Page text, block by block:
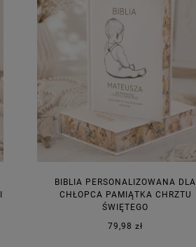
BIBLIA PERSONALIZOWANA DLA
CHŁOPCA PAMIĄTKA CHRZTU
ŚWIĘTEGO
79,98 zł